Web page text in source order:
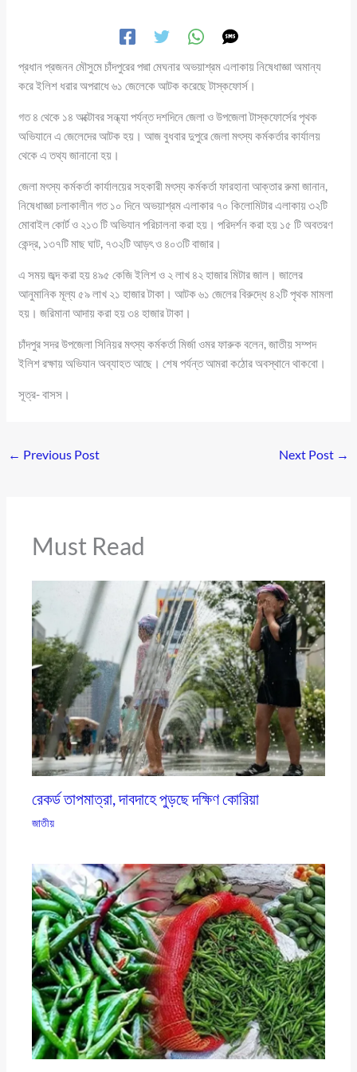
প্রধান প্রজনন মৌসুমে চাঁদপুরের পদ্মা মেঘনার অভয়াশ্রম এলাকায় নিষেধাজ্ঞা অমান্য
করে ইলিশ ধরার অপরাধে ৬১ জেলেকে আটক করেছে টাস্কফোর্স।
গত ৪ থেকে ১৪ অক্টোবর সন্ধ্যা পর্যন্ত দশদিনে জেলা ও উপজেলা টাস্কফোর্সের পৃথক
অভিযানে এ জেলেদের আটক হয়। আজ বুধবার দুপুরে জেলা মৎস্য কর্মকর্তার কার্যালয়
থেকে এ তথ্য জানানো হয়।
জেলা মৎস্য কর্মকর্তা কার্যালয়ের সহকারী মৎস্য কর্মকর্তা ফারহানা আক্তার রুমা জানান,
নিষেধাজ্ঞা চলাকালীন গত ১০ দিনে অভয়াশ্রম এলাকার ৭০ কিলোমিটার এলাকায় ৩২টি
মোবাইল কোর্ট ও ২১৩ টি অভিযান পরিচালনা করা হয়। পরিদর্শন করা হয় ১৫ টি অবতরণ
কেন্দ্র, ১৩৭টি মাছ ঘাট, ৭৩২টি আড়ৎ ও ৪০৩টি বাজার।
এ সময় জব্দ করা হয় ৪৯৫ কেজি ইলিশ ও ২ লাখ ৪২ হাজার মিটার জাল। জালের
আনুমানিক মূল্য ৫৯ লাখ ২১ হাজার টাকা। আটক ৬১ জেলের বিরুদ্ধে ৪২টি পৃথক মামলা
হয়। জরিমানা আদায় করা হয় ৩৪ হাজার টাকা।
চাঁদপুর সদর উপজেলা সিনিয়র মৎস্য কর্মকর্তা মির্জা ওমর ফারুক বলেন, জাতীয় সম্পদ
ইলিশ রক্ষায় অভিযান অব্যাহত আছে। শেষ পর্যন্ত আমরা কঠোর অবস্থানে থাকবো।
সূত্র- বাসস।
← Previous Post Next Post →
Must Read
রেকর্ড তাপমাত্রা, দাবদাহে পুড়ছে দক্ষিণ কোরিয়া
জাতীয়